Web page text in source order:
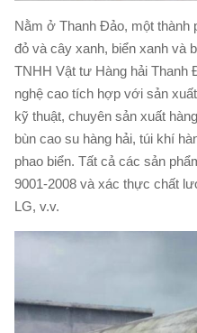
Nằm ở Thanh Đảo, một thành
đỏ và cây xanh, biển xanh và
TNHH Vật tư Hàng hải Thanh
nghệ cao tích hợp với sản
kỹ thuật, chuyên sản xuất
bùn cao su hàng hải, túi khí
phao biển. Tất cả các sản
9001-2008 và xác thực chất
LG, v.v.